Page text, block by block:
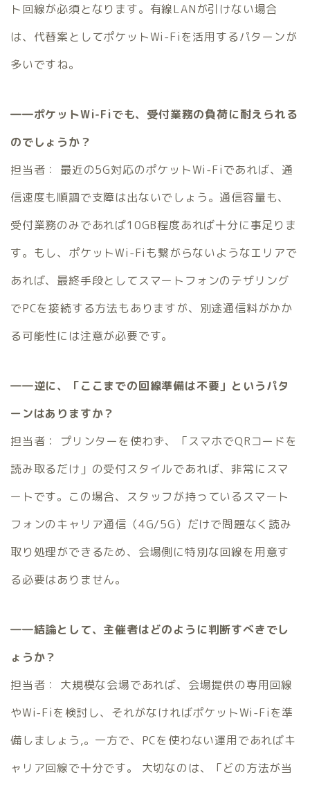
ト回線が必須となります。有線LANが引けない場合
は、代替案としてポケットWi-Fiを活用するパターンが
多いですね。
――ポケットWi-Fiでも、受付業務の負荷に耐えられる
のでしょうか？
担当者： 最近の5G対応のポケットWi-Fiであれば、通
信速度も順調で支障は出ないでしょう。通信容量も、
受付業務のみであれば10GB程度あれば十分に事足りま
す。もし、ポケットWi-Fiも繋がらないようなエリアで
あれば、最終手段としてスマートフォンのテザリング
でPCを接続する方法もありますが、別途通信料がかか
る可能性には注意が必要です。
――逆に、「ここまでの回線準備は不要」というパタ
ーンはありますか？
担当者： プリンターを使わず、「スマホでQRコードを
読み取るだけ」の受付スタイルであれば、非常にスマ
ートです。この場合、スタッフが持っているスマート
フォンのキャリア通信（4G/5G）だけで問題なく読み
取り処理ができるため、会場側に特別な回線を用意す
る必要はありません。
――結論として、主催者はどのように判断すべきでし
ょうか？
担当者： 大規模な会場であれば、会場提供の専用回線
やWi-Fiを検討し、それがなければポケットWi-Fiを準
備しましょう,。一方で、PCを使わない運用であればキ
ャリア回線で十分です。 大切なのは、「どの方法が当